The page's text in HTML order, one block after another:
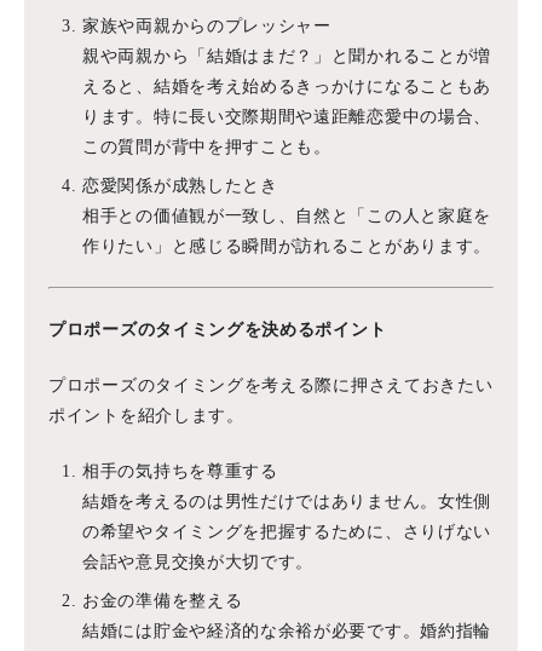
家族や両親からのプレッシャー
親や両親から「結婚はまだ？」と聞かれることが増
えると、結婚を考え始めるきっかけになることもあ
ります。特に長い交際期間や遠距離恋愛中の場合、
この質問が背中を押すことも。
恋愛関係が成熟したとき
相手との価値観が一致し、自然と「この人と家庭を
作りたい」と感じる瞬間が訪れることがあります。
プロポーズのタイミングを決めるポイント
プロポーズのタイミングを考える際に押さえておきたい
ポイントを紹介します。
相手の気持ちを尊重する
結婚を考えるのは男性だけではありません。女性側
の希望やタイミングを把握するために、さりげない
会話や意見交換が大切です。
お金の準備を整える
結婚には貯金や経済的な余裕が必要です。婚約指輪